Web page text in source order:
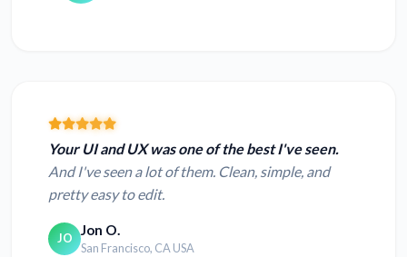
Your UI and UX was one of the best I've seen.
And I've seen a lot of them. Clean, simple, and
pretty easy to edit.
JO Jon O.
San Francisco, CA USA